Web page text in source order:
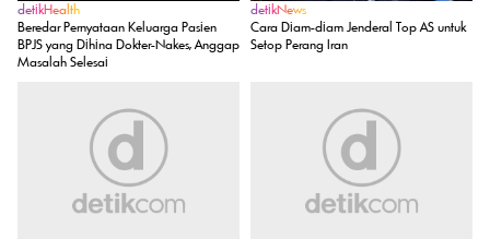
detikHealth
Beredar Pernyataan Keluarga Pasien
BPJS yang Dihina Dokter-Nakes, Anggap
Masalah Selesai
detikNews
Cara Diam-diam Jenderal Top AS untuk
Setop Perang Iran